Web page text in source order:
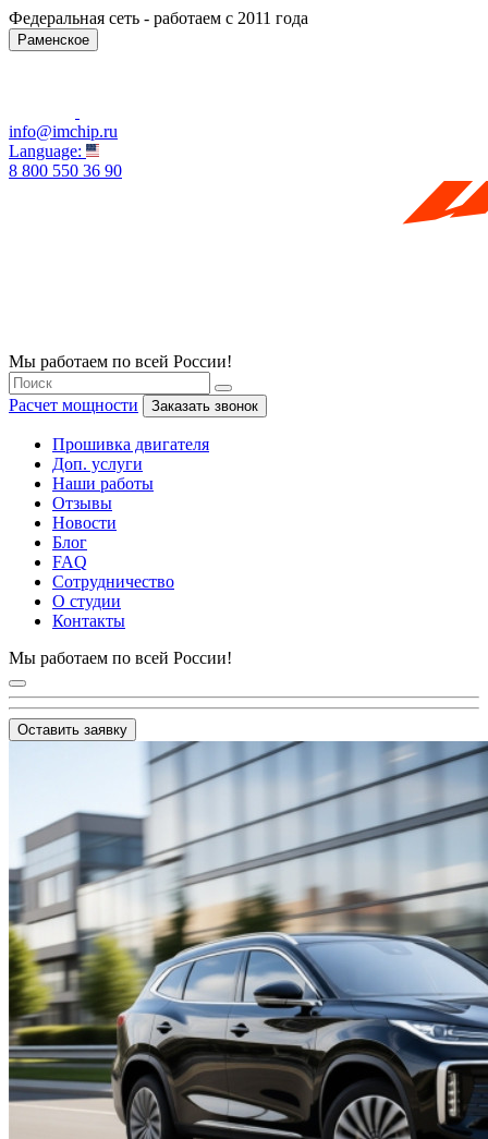
Федеральная сеть - работаем с 2011 года
Раменское
info@imchip.ru
Language:
8 800 550 36 90
Мы работаем по всей России!
Расчет мощности Заказать звонок
Прошивка двигателя
Доп. услуги
Наши работы
Отзывы
Новости
Блог
FAQ
Сотрудничество
О студии
Контакты
Мы работаем по всей России!
Оставить заявку